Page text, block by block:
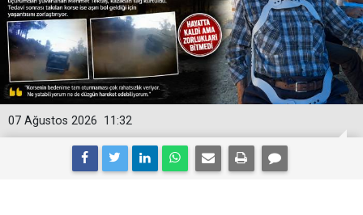
11:32
07 Ağustos 2026